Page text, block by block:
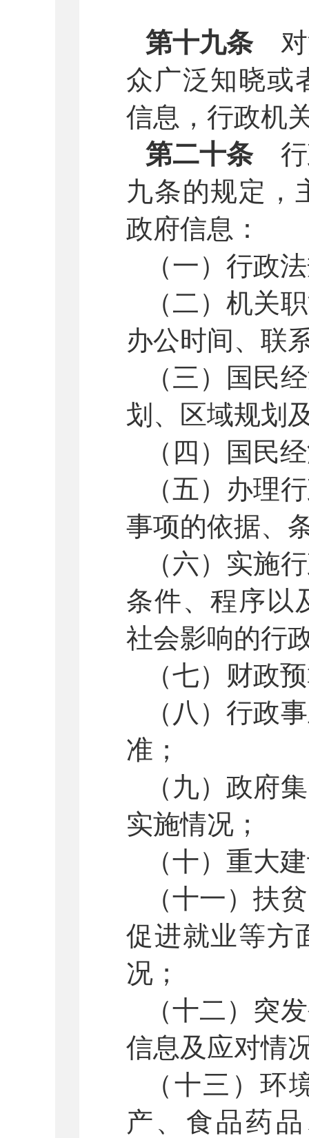
第十九条对
众广泛知晓或
信息，行政机
第二十条行
九条的规定，
政府信息：
（一）行政
（二）机关
办公时间、联
（三）国民
划、区域规划
（四）国民
（五）办理
事项的依据、
（六）实施
条件、程序以
社会影响的行
（七）财政
（八）行政
准；
（九）政府
实施情况；
（十）重大
（十一）扶
促进就业等方
况；
（十二）突
信息及应对情
（十三）环
产、食品药